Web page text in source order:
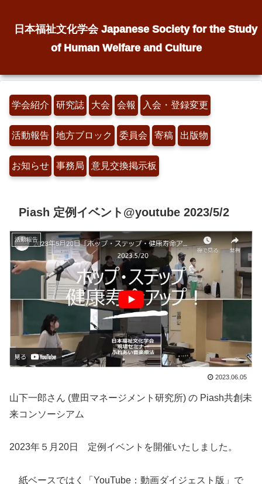
日本福祉文化学会 Japanese Society for the Study
of Human Welfare and Culture
学会紹介 研究誌 大会 会報 入会・登録変更
活動報告 地方ブロック 委員会 寄稿 出版物
お知らせ 事務局 意見交換掲示板
Piash 定例イベント@youtube 2023/5/2
活動報告
2023.06.05
山下一郎さん (豊田マネージメント研究所) の Piash共創未
来コンソーシアム
2023年５月 20日 定例イベントを開催いたしました。
紙ベースではく「 YouTube ：動画ダイジェスト版」で